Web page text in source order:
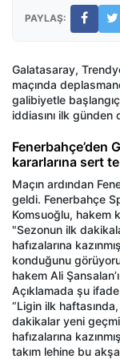
PAYLAŞ:
Galatasaray,
maçında
galibiyetle başlangıç
iddiasını ilk
Fenerbahçe’den
kararlarına sert
Maçın ardından
geldi. Fenerbahçe
Komsuoğlu, hakem
"Sezonun ilk
hafızalarına
konduğunu
hakem Ali
Açıklamada şu
“Ligin ilk
dakikalar yeni
hafızalarına
takım lehine bu